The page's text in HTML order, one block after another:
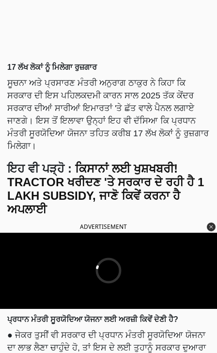
17 ਲੱਖ ਲੋਕਾਂ ਨੂੰ ਮਿਲੇਗਾ ਰੁਜ਼ਗਾਰ
ਸੂਚਨਾ ਅਤੇ ਪ੍ਰਸਾਰਣ ਮੰਤਰੀ ਅਨੁਰਾਗ ਠਾਕੁਰ ਨੇ ਕਿਹਾ ਕਿ
ਸਰਕਾਰ ਦੀ ਇਸ ਪਹਿਲਕਦਮੀ ਕਾਰਨ ਸਾਲ 2025 ਤੱਕ ਕੇਂਦਰ
ਸਰਕਾਰ ਦੀਆਂ ਸਾਰੀਆਂ ਇਮਾਰਤਾਂ 'ਤੇ ਛੱਤ ਵਾਲੇ ਪੈਨਲ ਲਗਾਏ
ਜਾਣਗੇ। ਇਸ ਤੋਂ ਇਲਾਵਾ ਉਨ੍ਹਾਂ ਇਹ ਵੀ ਦੱਸਿਆ ਕਿ ਪ੍ਰਧਾਨ
ਮੰਤਰੀ ਸੂਰਯੋਦਿਆ ਯੋਜਨਾ ਤਹਿਤ ਕਰੀਬ 17 ਲੱਖ ਲੋਕਾਂ ਨੂੰ ਰੁਜ਼ਗਾਰ
ਮਿਲੇਗਾ।
ਇਹ ਵੀ ਪੜ੍ਹੋ :ਕਿਸਾਨਾਂ ਲਈ ਖੁਸ਼ਖਬਰੀ!
TRACTOR ਖਰੀਦਣ 'ਤੇ ਸਰਕਾਰ ਦੇ ਰਹੀ ਹੈ 1
LAKH SUBSIDY, ਜਾਣੋ ਕਿਵੇਂ ਕਰਨਾ ਹੈ
ਅਪਲਾਈ
ADVERTISEMENT
ਪ੍ਰਧਾਨ ਮੰਤਰੀ ਸੂਰਯੋਦਿਆ ਯੋਜਨਾ ਲਈ ਅਰਜ਼ੀ ਕਿਵੇਂ ਦੇਣੀ ਹੈ?
● ਜੇਕਰ ਤੁਸੀਂ ਵੀ ਸਰਕਾਰ ਦੀ ਪ੍ਰਧਾਨ ਮੰਤਰੀ ਸੂਰਯੋਦਿਆ ਯੋਜਨਾ
ਦਾ ਲਾਭ ਲੈਣਾ ਚਾਹੁੰਦੇ ਹੋ, ਤਾਂ ਇਸ ਦੇ ਲਈ ਤੁਹਾਨੂੰ ਸਰਕਾਰ ਦੁਆਰਾ